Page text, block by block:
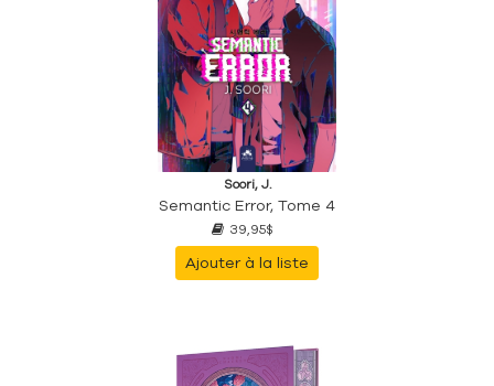
Soori, J.
Semantic Error, Tome 4
39,95$
Ajouter à la liste